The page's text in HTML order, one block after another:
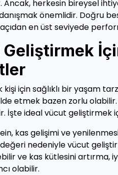
herkesin bireysel
önemlidir. Doğru
en üst seviyede
için sağlıklı bir yaşam
etmek bazen zorlu
İşte ideal vücut geliştirmek
kas gelişimi ve
nedeniyle vücut
ve kas kütlesini
olabilir.